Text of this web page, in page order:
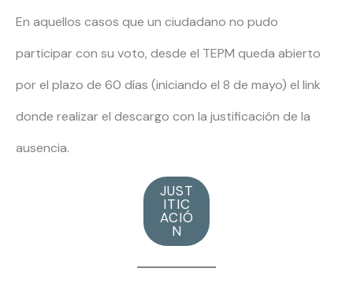
En aquellos casos que un ciudadano no pudo
participar con su voto, desde el TEPM queda abierto
por el plazo de 60 días (iniciando el 8 de mayo) el link
donde realizar el descargo con la justificación de la
ausencia.
JUST
ITIC
ACIÓ
N